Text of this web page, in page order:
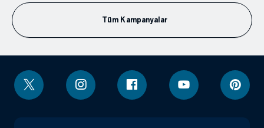
Tüm Kampanyalar